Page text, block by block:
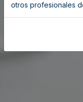
otros profesionales